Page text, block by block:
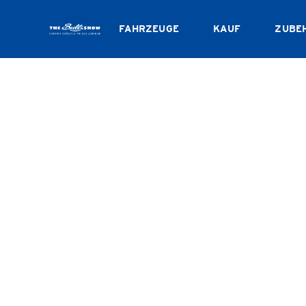
FAHRZEUGE KAUF